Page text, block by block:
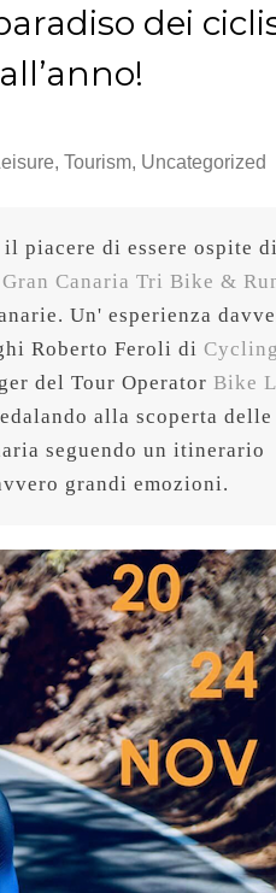
dei
, Tourism, Uncategorized
piacere di essere ospite
Gran Canaria Tri Bike &
Un' esperienza
Roberto Feroli di
del Tour Operator Bike
alla scoperta delle
seguendo un itinerario
grandi emozioni.